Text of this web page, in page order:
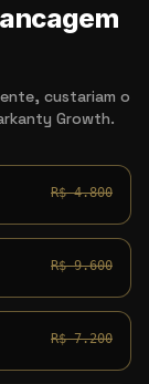
custariam o
Growth.
R$ 4.800
R$ 9.600
R$ 7.200